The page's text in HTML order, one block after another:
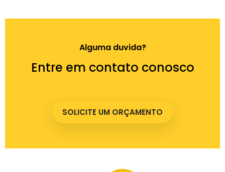
Alguma duvida?
Entre em contato conosco
SOLICITE UM ORÇAMENTO